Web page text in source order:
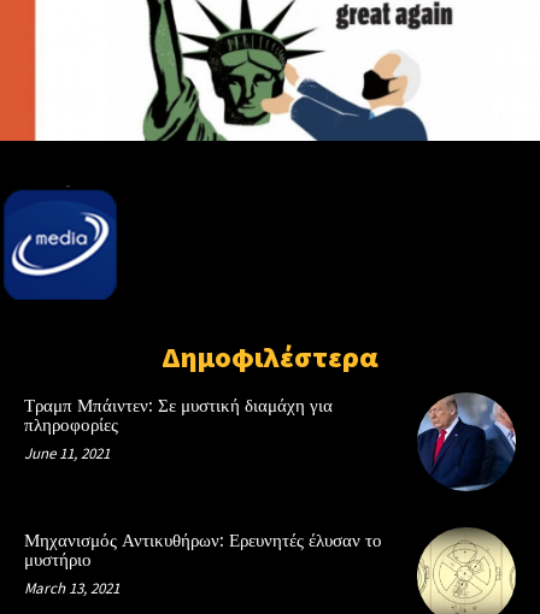
Δημοφιλέστερα
Τραμπ Μπάιντεν: Σε μυστική διαμάχη για
πληροφορίες
June 11, 2021
Μηχανισμός Αντικυθήρων: Ερευνητές έλυσαν το
μυστήριο
March 13, 2021